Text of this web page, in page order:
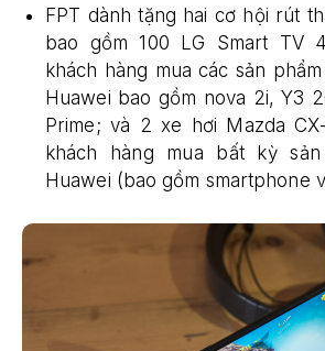
FPT dành tặng hai cơ hội rút
bao gồm 100 LG Smart TV
khách hàng mua các sản
Huawei bao gồm nova 2i, Y3
Prime; và 2 xe hơi Mazda
khách hàng mua bất kỳ
Huawei (bao gồm smartphone